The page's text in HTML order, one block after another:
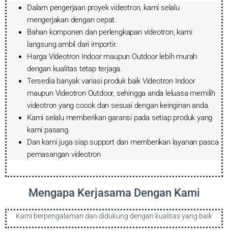
Dalam pengerjaan proyek videotron, kami selalu
mengerjakan dengan cepat.
Bahan komponen dan perlengkapan videotron, kami
langsung ambil dari importir.
Harga Videotron Indoor maupun Outdoor lebih murah
dengan kualitas tetap terjaga.
Tersedia banyak variasi produk baik Videotron Indoor
maupun Videotron Outdoor, sehingga anda leluasa memilih
videotron yang cocok dan sesuai dengan keinginan anda.
Kami selalu memberikan garansi pada setiap produk yang
kami pasang.
Dan kami juga siap support dan memberikan layanan pasca
pemasangan videotron
Mengapa Kerjasama Dengan Kami
Kami berpengalaman dan didukung dengan kualitas yang baik